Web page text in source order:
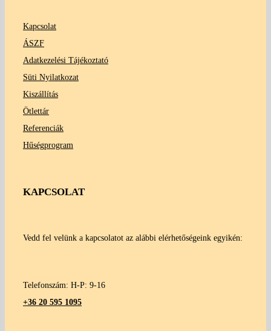
Kapcsolat
ÁSZF
Adatkezelési Tájékoztató
Süti Nyilatkozat
Kiszállítás
Ötlettár
Referenciák
Hűségprogram
KAPCSOLAT
Vedd fel velünk a kapcsolatot az alábbi elérhetőségeink egyikén:
Telefonszám: H-P: 9-16
+36 20 595 1095